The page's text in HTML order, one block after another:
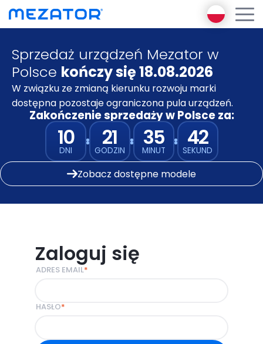
Produkty
Encyklopedia Diagnostyki
Funkcjonalnej
Mezator BRT 2 gen
Mezator HealthPack
Pakiet premium
O nas
Ambasador Mezator
E-learning
Mezator AI
Blog
Kontakt
Zaloguj się
Sprzedaż urządzeń Mezator w
Polsce kończy się 18.08.2026
W związku ze zmianą kierunku rozwoju marki
dostępna pozostaje ograniczona pula urządzeń.
Zakończenie sprzedaży w Polsce za:
10
DNI
21
GODZIN
35
MINUT
42
SEKUND
Zobacz dostępne modele
Zaloguj się
ADRES EMAIL*
HASŁO*